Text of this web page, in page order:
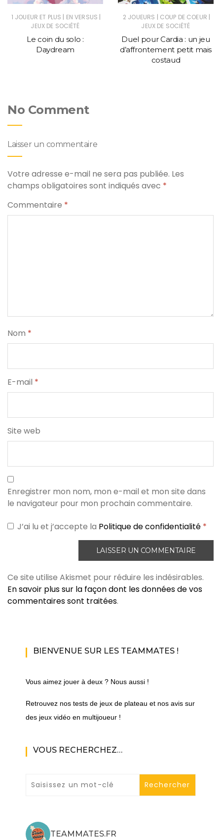
1 JOUEUR ET PLUS | EN VERSUS |
JEUX DE SOCIÉTÉ
Le coin du solo :
Daydream
2 JOUEURS | COUP DE COEUR |
JEUX DE SOCIÉTÉ
Duel pour Cardia : un jeu
d’affrontement petit mais
costaud
No Comment
Laisser un commentaire
Votre adresse e-mail ne sera pas publiée. Les
champs obligatoires sont indiqués avec *
Commentaire *
Nom *
E-mail *
Site web
Enregistrer mon nom, mon e-mail et mon site dans
le navigateur pour mon prochain commentaire.
J’ai lu et j’accepte la Politique de confidentialité *
Ce site utilise Akismet pour réduire les indésirables.
En savoir plus sur la façon dont les données de vos
commentaires sont traitées.
BIENVENUE SUR LES TEAMMATES !
Vous aimez jouer à deux ? Nous aussi !
Retrouvez nos tests de jeux de plateau et nos avis sur
des jeux vidéo en multijoueur !
VOUS RECHERCHEZ…
TEAMMATES.FR